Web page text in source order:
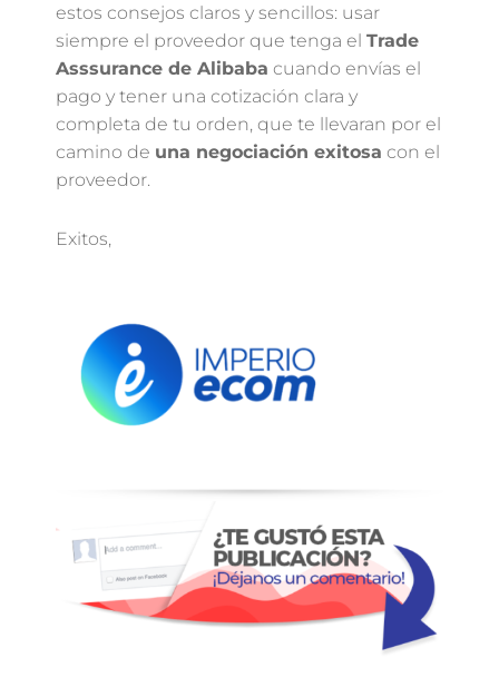
estos consejos claros y sencillos: usar
siempre el proveedor que tenga el Trade
Asssurance de Alibaba cuando envías el
pago y tener una cotización clara y
completa de tu orden, que te llevaran por el
camino de una negociación exitosa con el
proveedor.
Exitos,